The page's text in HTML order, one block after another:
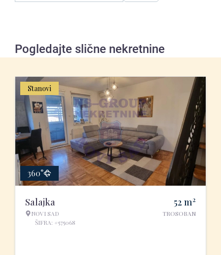
Pogledajte slične nekretnine
Stanovi
360°
Salajka
NOVI SAD
ŠIFRA: #575068
52 m2
TROSOBAN